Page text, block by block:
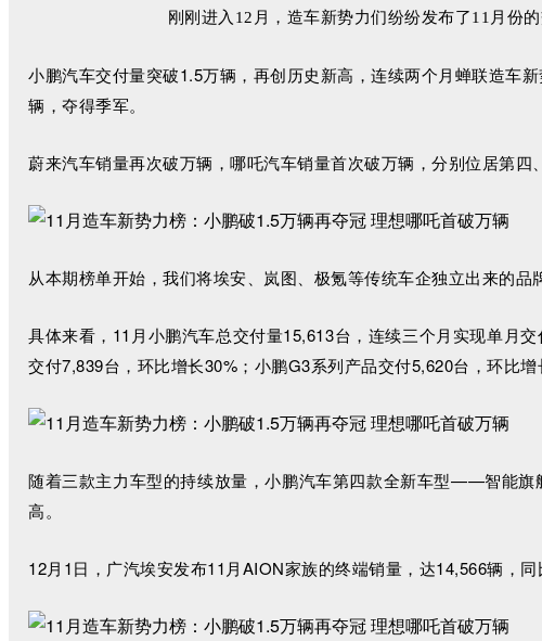
刚刚进入12月，造车新势力们纷纷发布了11月份
小鹏汽车交付量突破1.5万辆，再创历史新高，连续两个月蝉联造车
辆，夺得季军。
蔚来汽车销量再次破万辆，哪吒汽车销量首次破万辆，分别位居第
从本期榜单开始，我们将埃安、岚图、极氪等传统车企独立出来的品
具体来看，11月小鹏汽车总交付量15,613台，连续三个月实现单月
交付7,839台，环比增长30%；小鹏G3系列产品交付5,620台，环比
随着三款主力车型的持续放量，小鹏汽车第四款全新车型——智能旗
高。
12月1日，广汽埃安发布11月AION家族的终端销量，达14,566辆，